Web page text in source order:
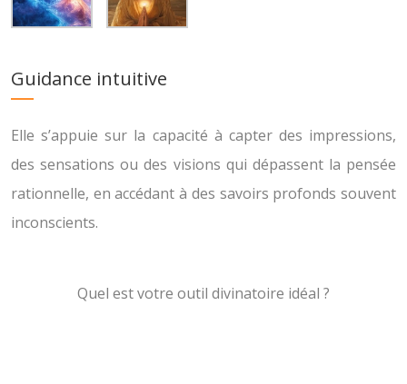
Guidance intuitive
Elle s’appuie sur la capacité à capter des impressions,
des sensations ou des visions qui dépassent la pensée
rationnelle, en accédant à des savoirs profonds souvent
inconscients.
Quel est votre outil divinatoire idéal ?